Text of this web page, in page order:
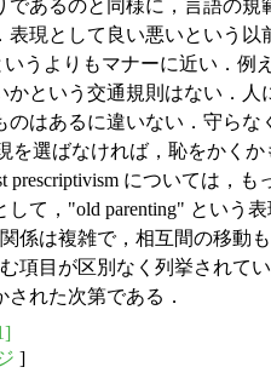
であるのと同様に，言語の
表現として良い悪いという以
いうよりもマナーに近い．
かという交通規則はない．
のはあるに違いない．守ら
を選ばなければ，恥をかく
prescriptivism については，
して，"old parenting" という
係は複雑で，相互間の移動
項目が区別なく列挙されて
れた次第である．
]